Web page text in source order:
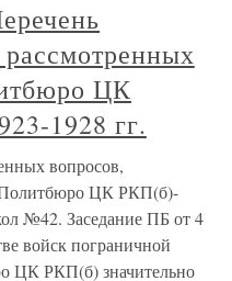
ЦК
1928 гг.
вопросов,
Политбюро ЦК РКП(б)-
№42. Заседание ПБ от 4
войск пограничной
ЦК РКП(б) значительно